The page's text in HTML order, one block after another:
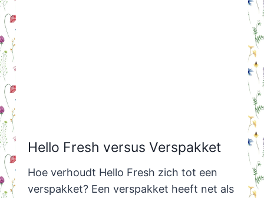
Hello Fresh versus Verspakket
Hoe verhoudt Hello Fresh zich tot een
verspakket? Een verspakket heeft net als